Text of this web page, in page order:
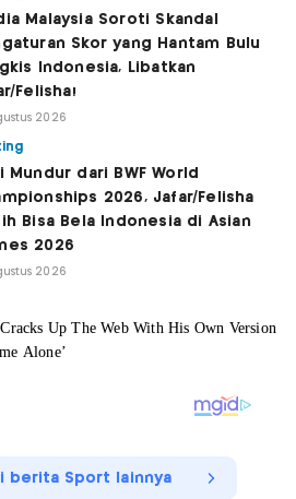
Malaysia Soroti Skandal
Skor yang Hantam Bulu
Indonesia, Libatkan
Felisha!
2026
Mundur dari BWF World
2026, Jafar/Felisha
Bisa Bela Indonesia di Asian
2026
2026
berita Sport lainnya